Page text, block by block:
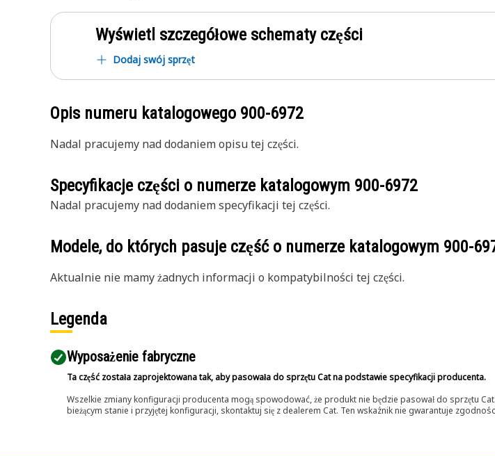
Wyświetl szczegółowe schematy części
Dodaj swój sprzęt
Opis numeru katalogowego 900-6972
Nadal pracujemy nad dodaniem opisu tej części.
Specyfikacje części o numerze katalogowym 900-6972
Nadal pracujemy nad dodaniem specyfikacji tej części.
Modele, do których pasuje część o numerze katalogowym 900-
Aktualnie nie mamy żadnych informacji o kompatybilności tej części.
Legenda
Wyposażenie fabryczne
Ta część została zaprojektowana tak, aby pasowała do sprzętu Cat na podstawie specyfikacji producenta.
Wszelkie zmiany konfiguracji producenta mogą spowodować, że produkt nie będzie pasował do sprzętu
bieżącym stanie i przyjętej konfiguracji, skontaktuj się z dealerem Cat. Ten wskaźnik nie gwarantuje